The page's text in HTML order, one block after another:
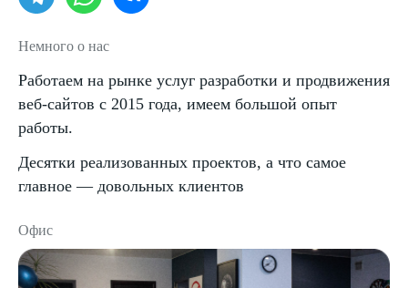
Немного о нас
Работаем на рынке услуг разработки и продвижения
веб-сайтов с 2015 года, имеем большой опыт
работы.
Десятки реализованных проектов, а что самое
главное — довольных клиентов
Офис